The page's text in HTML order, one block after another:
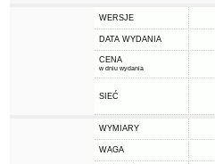
WERSJE
DATA WYDANIA
CENA
w dniu wydania
SIEĆ
WYMIARY
WAGA